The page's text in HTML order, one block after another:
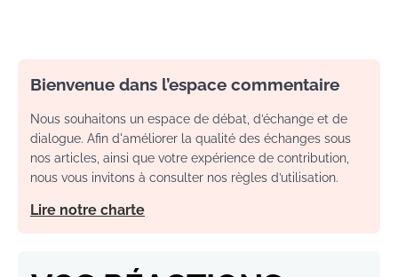
Bienvenue dans l’espace commentaire
Nous souhaitons un espace de débat, d’échange et de
dialogue. Afin d'améliorer la qualité des échanges sous
nos articles, ainsi que votre expérience de contribution,
nous vous invitons à consulter nos règles d’utilisation.
Lire notre charte